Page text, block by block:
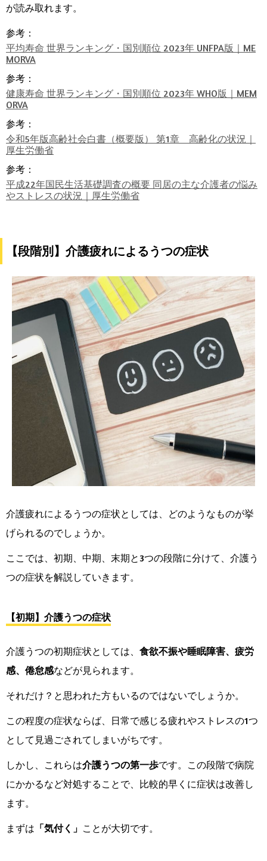
が読み取れます。
参考：
平均寿命 世界ランキング・国別順位 2023年 UNFPA版｜ME
MORVA
参考：
健康寿命 世界ランキング・国別順位 2023年 WHO版｜MEM
ORVA
参考：
令和5年版高齢社会白書（概要版） 第1章 高齢化の状況｜
厚生労働省
参考：
平成22年国民生活基礎調査の概要 同居の主な介護者の悩み
やストレスの状況｜厚生労働省
【段階別】介護疲れによるうつの症状
介護疲れによるうつの症状としては、どのようなものが挙
げられるのでしょうか。
ここでは、初期、中期、末期と3つの段階に分けて、介護う
つの症状を解説していきます。
【初期】介護うつの症状
介護うつの初期症状としては、 食欲不振や睡眠障害、疲労
感、倦怠感などが見られます。
それだけ？と思われた方もいるのではないでしょうか。
この程度の症状ならば、日常で感じる疲れやストレスの1つ
として見過ごされてしまいがちです。
しかし、これらは介護うつの第一歩です。この段階で病院
にかかるなど対処することで、比較的早くに症状は改善し
ます。
まずは 「気付く」 ことが大切です。